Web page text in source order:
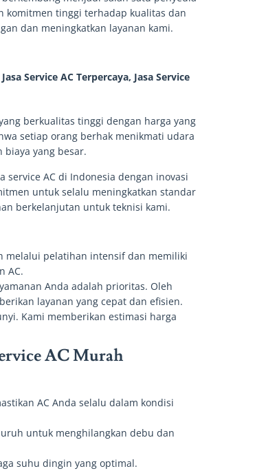
komitmen tinggi terhadap kualitas dan
dan meningkatkan layanan kami.
berkualitas tinggi dengan harga yang
setiap orang berhak menikmati udara
yang besar.
AC di Indonesia dengan inovasi
untuk selalu meningkatkan standar
berkelanjutan untuk teknisi kami.
melalui pelatihan intensif dan memiliki
AC.
Anda adalah prioritas. Oleh
layanan yang cepat dan efisien.
Kami memberikan estimasi harga
AC Murah
AC Anda selalu dalam kondisi
untuk menghilangkan debu dan
suhu dingin yang optimal.